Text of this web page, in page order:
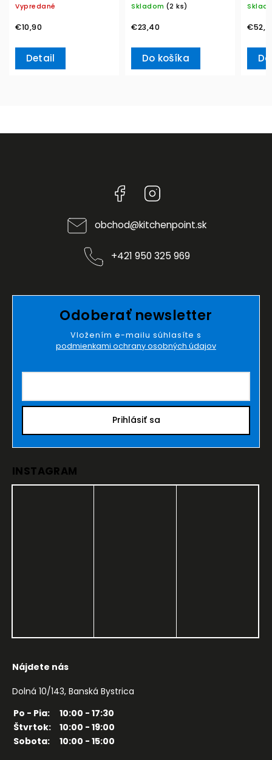
Vypredané
€10,90
Detail
Skladom (2 ks)
€23,40
Do košíka
&
Facebook
obchod@kitchenpoint.sk
+421 950 325 969
Odoberať newsletter
Vložením e-mailu súhlasíte s
podmienkami ochrany osobných údajov
Prihlásiť sa
INSTAGRAM
Nájdete nás
Dolná 10/143, Banská Bystrica
Po - Pia:
10:00 - 17:30
Štvrtok:
10:00 - 19:00
Sobota:
10:00 - 15:00